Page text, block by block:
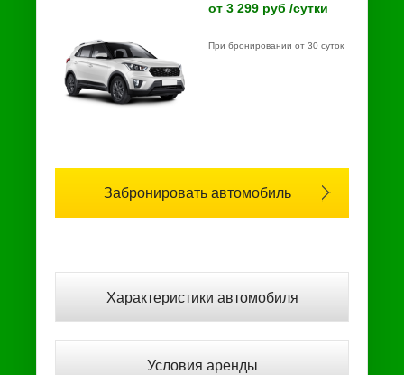
от 3 299 руб /сутки
При бронировании от 30 суток
Забронировать автомобиль
Характеристики автомобиля
Условия аренды